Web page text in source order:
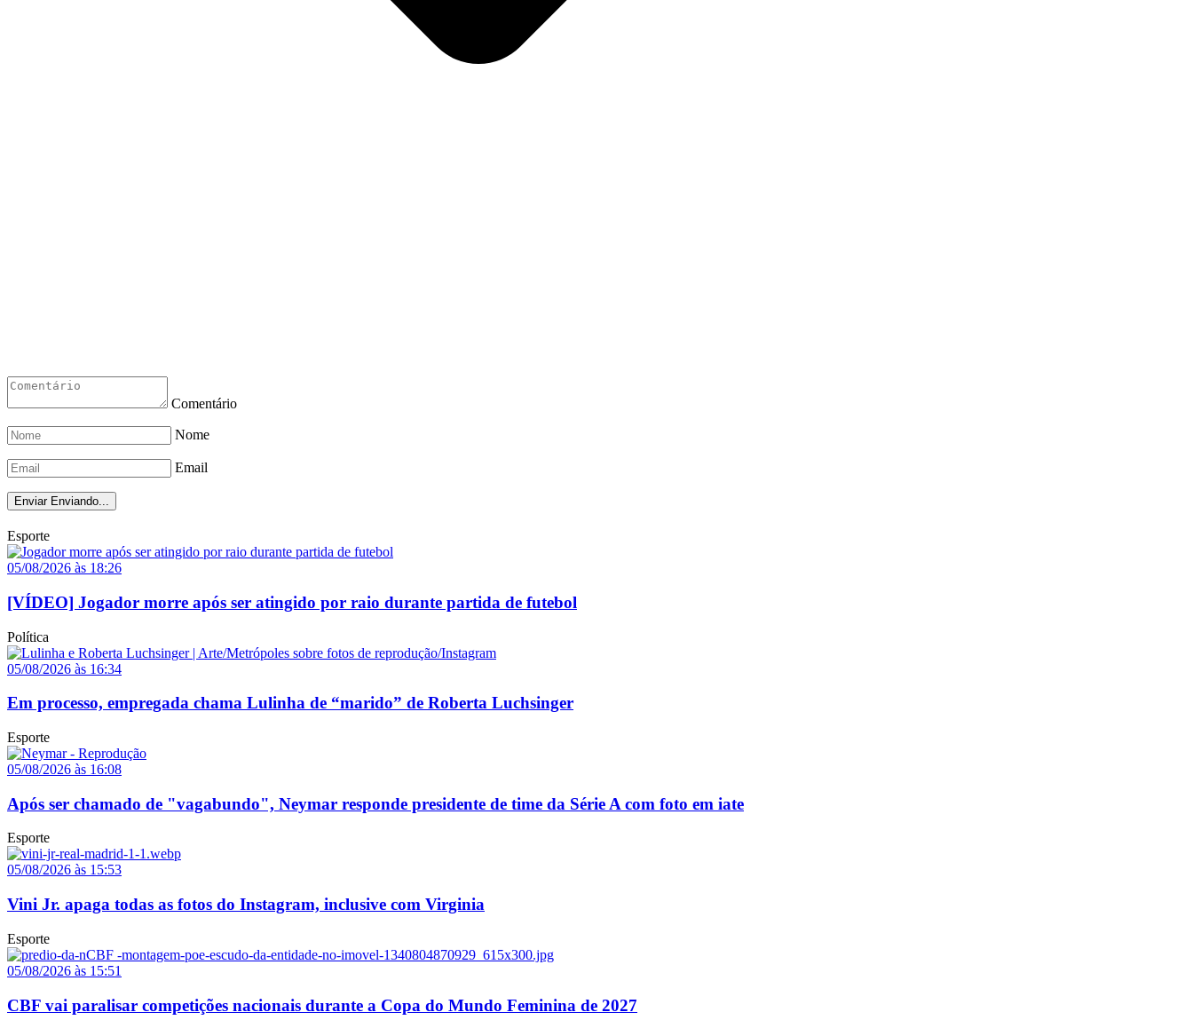
Comentário
Nome
Email
Enviar Enviando...
Esporte
05/08/2026 às 18:26
[VÍDEO] Jogador morre após ser atingido por raio durante partida de futebol
Política
05/08/2026 às 16:34
Em processo, empregada chama Lulinha de “marido” de Roberta Luchsinger
Esporte
05/08/2026 às 16:08
Após ser chamado de "vagabundo", Neymar responde presidente de time da Série A com foto em iate
Esporte
05/08/2026 às 15:53
Vini Jr. apaga todas as fotos do Instagram, inclusive com Virginia
Esporte
05/08/2026 às 15:51
CBF vai paralisar competições nacionais durante a Copa do Mundo Feminina de 2027